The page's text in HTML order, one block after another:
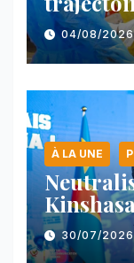
nord-
04/08/2026
À LA UNE
face au
30/07/2026